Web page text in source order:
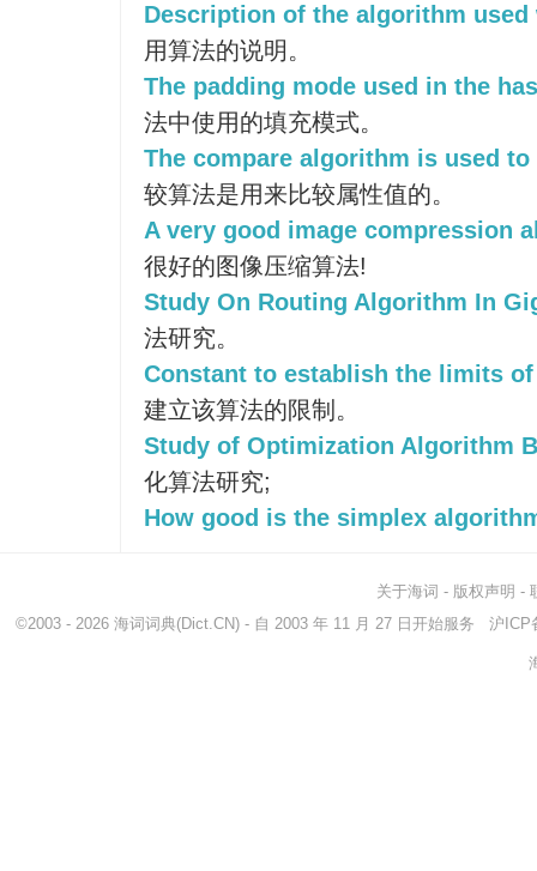
Description of the algorithm used
用算法的说明。
The padding mode used in the
法中使用的填充模式。
The compare algorithm is used
较算法是用来比较属性值的。
A very good image compression
很好的图像压缩算法!
Study On Routing Algorithm In
法研究。
Constant to establish the limits
建立该算法的限制。
Study of Optimization Algorithm
化算法研究;
How good is the simplex
关于海词 - 版权声明 -
©2003 - 2026 海词词典(Dict.CN) - 自 2003 年 11 月 27 日开始服务 沪ICP